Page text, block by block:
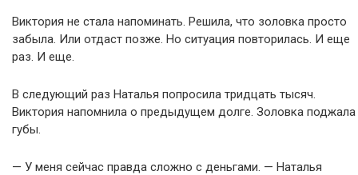
Виктория не стала напоминать. Решила, что золовка просто
забыла. Или отдаст позже. Но ситуация повторилась. И еще
раз. И еще.
В следующий раз Наталья попросила тридцать тысяч.
Виктория напомнила о предыдущем долге. Золовка поджала
губы.
— У меня сейчас правда сложно с деньгами. — Наталья